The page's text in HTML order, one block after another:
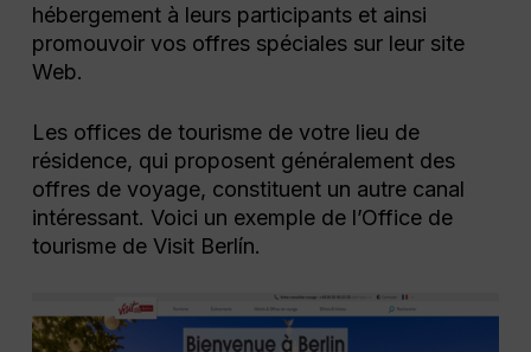
hébergement à leurs participants et ainsi
promouvoir vos offres spéciales sur leur site
Web.
Les offices de tourisme de votre lieu de
résidence, qui proposent généralement des
offres de voyage, constituent un autre canal
intéressant. Voici un exemple de l’Office de
tourisme de Visit Berlín.